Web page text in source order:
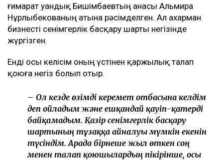
ғимарат Қуандық Бишімбаевтың анасы Альмира
Нұрлыбекованың атына рәсімделген. Ал Қахарман
бизнесті сенімгерлік басқару шарты негізінде
жүргізген.
Енді осы келісім оның үстінен қаржылық талап
қоюға негіз болып отыр.
– Ол кезде өзімді керемет отбасына келдім
деп ойладым және ешқандай қауіп-қатерді
байқамадым. Қазір сенімгерлік басқару
шартының тұзаққа айналуы мүмкін екенін
түсіндім. Арада бірнеше жыл өткен соң
менен талап қоюшылардың пікірінше, осы